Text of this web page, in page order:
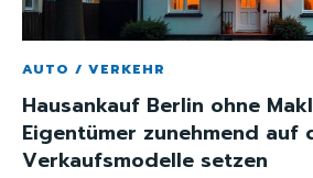
AUTO / VERKEHR
Hausankauf Berlin ohne
Eigentümer zunehmend auf
Verkaufsmodelle setzen